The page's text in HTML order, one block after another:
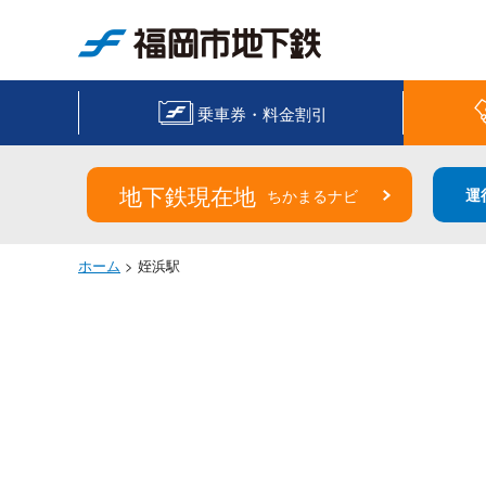
乗車券・料金割引
地下鉄現在地 ちかまるナビ 運
ホーム > 姪浜駅